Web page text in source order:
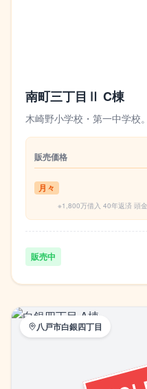
南町三丁目Ⅱ C棟
木崎野小学校・第一中学校
販売価格
月々
※1,800万借入 40年返済 頭
販売中
八戸市白銀四丁目